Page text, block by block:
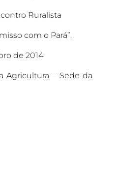
Ruralista
com o Pará”.
de 2014
Agricultura – Sede da